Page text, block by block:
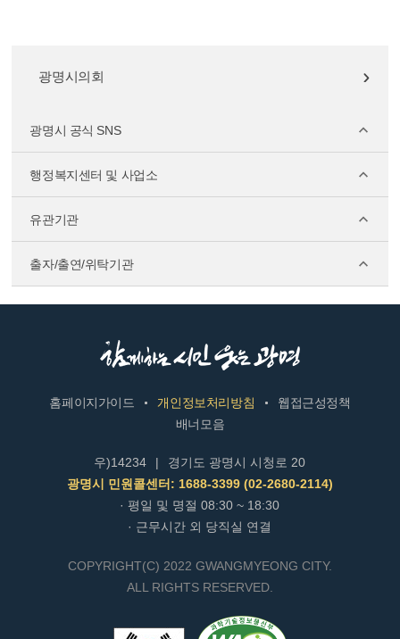
광명시의회
광명시 공식 SNS
행정복지센터 및 사업소
유관기관
출자/출연/위탁기관
홈페이지가이드 개인정보처리방침
웹접근성정책
배너모음
우)14234 |
경기도 광명시 시청로 20
광명시 민원콜센터: 1688-3399 (02-2680-2114)
· 평일 및 명절 08:30 ~ 18:30
· 근무시간 외 당직실 연결
COPYRIGHT(C) 2022 GWANGMYEONG CITY.
ALL RIGHTS RESERVED.